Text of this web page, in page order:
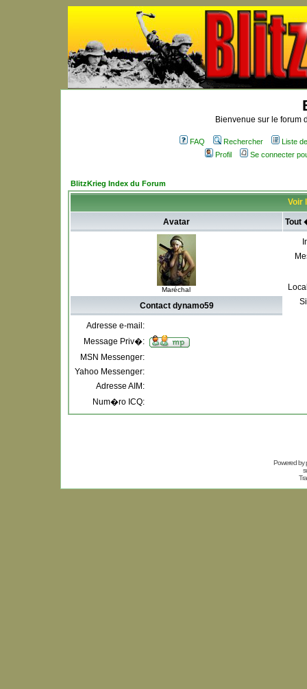
Bienvenue sur le forum
FAQ Rechercher
Liste
Profil
Se connecter
BlitzKrieg Index du Forum
Voir
Avatar Tout
Maréchal
Contact dynamo59
Adresse e-mail:
Message Priv�:
MSN Messenger:
Yahoo Messenger:
Adresse AIM:
Num�ro ICQ:
Powered by